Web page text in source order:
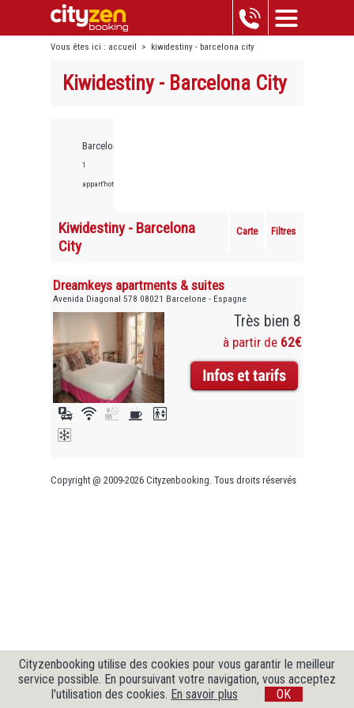
Vous êtes ici : accueil > kiwidestiny - barcelona city
Kiwidestiny - Barcelona City
Barcelone,
1
appart'hotels
Kiwidestiny - Barcelona
City
Carte Filtres
Dreamkeys apartments & suites
Avenida Diagonal 578 08021 Barcelone - Espagne
Très bien 8
à partir de 62€
Copyright @ 2009-2026 Cityzenbooking. Tous droits réservés
Cityzenbooking utilise des cookies pour vous garantir le meilleur
service possible. En poursuivant votre navigation, vous acceptez
l'utilisation des cookies. En savoir plus OK